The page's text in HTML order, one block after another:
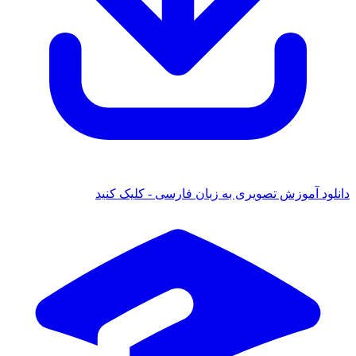
تصویری به زبان فارسی - کلیک کنید